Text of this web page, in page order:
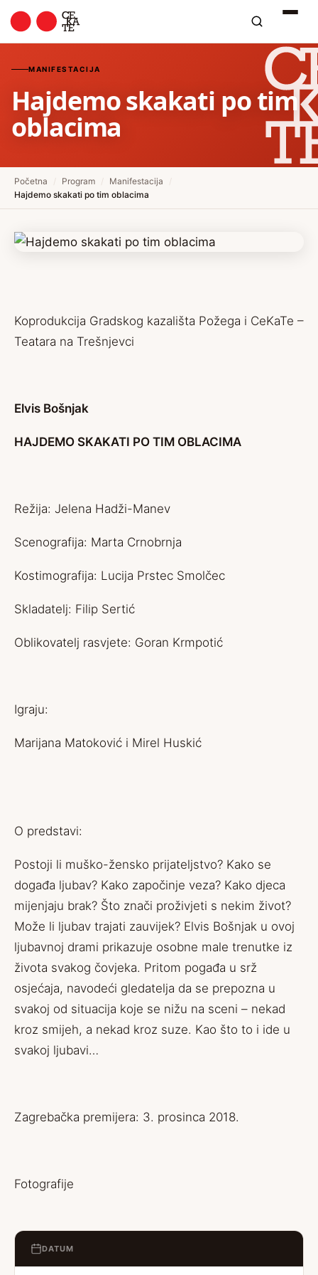
MANIFESTACIJA
Hajdemo skakati po tim
oblacima
Početna Program Manifestacija
Hajdemo skakati po tim oblacima
Koprodukcija Gradskog kazališta Požega i CeKaTe –
Teatara na Trešnjevci
Elvis Bošnjak
HAJDEMO SKAKATI PO TIM OBLACIMA
Režija: Jelena Hadži-Manev
Scenografija: Marta Crnobrnja
Kostimografija: Lucija Prstec Smolčec
Skladatelj: Filip Sertić
Oblikovatelj rasvjete: Goran Krmpotić
Igraju:
Marijana Matoković i Mirel Huskić
O predstavi:
Postoji li muško-žensko prijateljstvo? Kako se
događa ljubav? Kako započinje veza? Kako djeca
mijenjaju brak? Što znači proživjeti s nekim život?
Može li ljubav trajati zauvijek? Elvis Bošnjak u ovoj
ljubavnoj drami prikazuje osobne male trenutke iz
života svakog čovjeka. Pritom pogađa u srž
osjećaja, navodeći gledatelja da se prepozna u
svakoj od situacija koje se nižu na sceni – nekad
kroz smijeh, a nekad kroz suze. Kao što to i ide u
svakoj ljubavi…
Zagrebačka premijera: 3. prosinca 2018.
Fotografije
DATUM